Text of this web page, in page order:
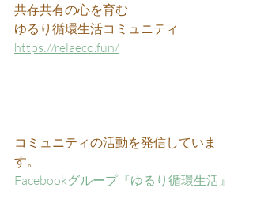
共存共有の心を育む
ゆるり循環生活コミュニティ
https://relaeco.fun/
コミュニティの活動を発信していま
す。
Facebookグループ『ゆるり循環生活』